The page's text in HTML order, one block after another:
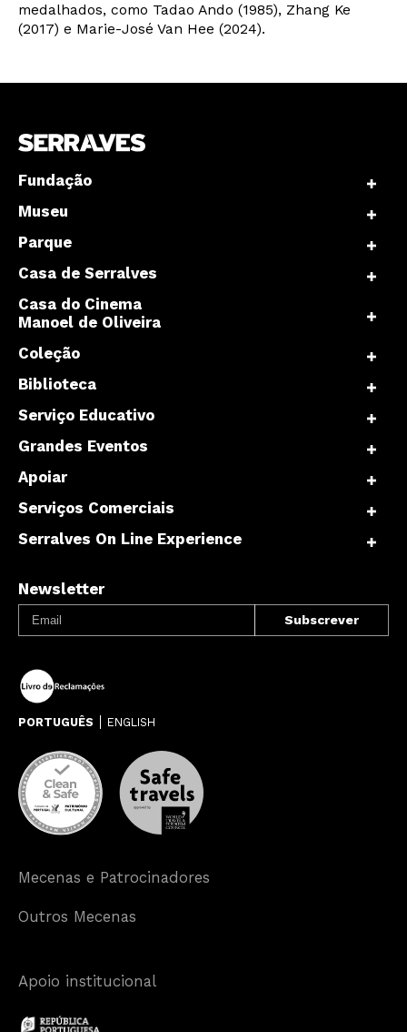
medalhados, como Tadao Ando (1985), Zhang Ke
(2017) e Marie-José Van Hee (2024).
Fundação
Museu
Parque
Casa de Serralves
Casa do Cinema
Manoel de Oliveira
Coleção
Biblioteca
Serviço Educativo
Grandes Eventos
Apoiar
Serviços Comerciais
Serralves On Line Experience
Newsletter
PORTUGUÊS ENGLISH
Mecenas e Patrocinadores
Outros Mecenas
Apoio institucional
Newsletter